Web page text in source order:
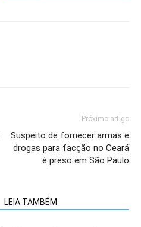
Próximo artigo
Suspeito de fornecer armas e
drogas para facção no Ceará
é preso em São Paulo
LEIA TAMBÉM